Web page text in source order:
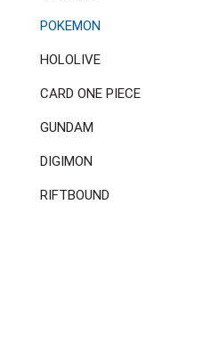
POKEMON
HOLOLIVE
CARD ONE PIECE
GUNDAM
DIGIMON
RIFTBOUND